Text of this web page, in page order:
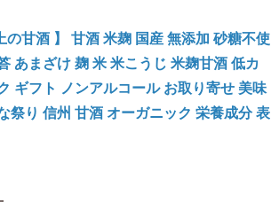
の甘酒 】 甘酒 米麹 国産 無添加 砂糖不使
あまざけ 麹 米 米こうじ 米麹甘酒 低カ
ギフト ノンアルコール お取り寄せ 美味
祭り 信州 甘酒 オーガニック 栄養成分 表